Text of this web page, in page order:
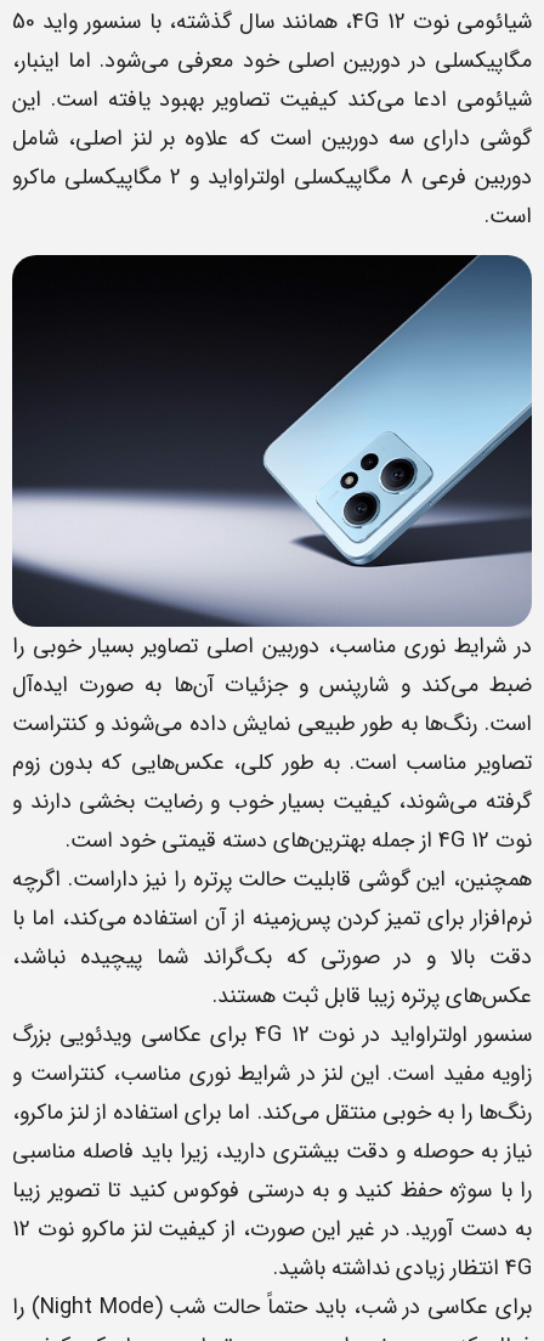
شیائومی نوت 4G 12، همانند سال گذشته، با سنسور واید 50
مگاپیکسلی در دوربین اصلی خود معرفی می‌شود. اما اینبار،
شیائومی ادعا می‌کند کیفیت تصاویر بهبود یافته است. این
گوشی دارای سه دوربین است که علاوه بر لنز اصلی، شامل
دوربین فرعی 8 مگاپیکسلی اولتراواید و 2 مگاپیکسلی ماکرو
است.
در شرایط نوری مناسب، دوربین اصلی تصاویر بسیار خوبی را
ضبط می‌کند و شارپنس و جزئیات آن‌ها به صورت ایده‌آل
است. رنگ‌ها به طور طبیعی نمایش داده می‌شوند و کنتراست
تصاویر مناسب است. به طور کلی، عکس‌هایی که بدون زوم
گرفته می‌شوند، کیفیت بسیار خوب و رضایت بخشی دارند و
نوت 12 4G از جمله بهترین‌های دسته قیمتی خود است.
همچنین، این گوشی قابلیت حالت پرتره را نیز داراست. اگرچه
نرم‌افزار برای تمیز کردن پس‌زمینه از آن استفاده می‌کند، اما با
دقت بالا و در صورتی که بک‌گراند شما پیچیده نباشد،
عکس‌های پرتره زیبا قابل ثبت هستند.
سنسور اولتراواید در نوت 12 4G برای عکاسی ویدئویی بزرگ
زاویه مفید است. این لنز در شرایط نوری مناسب، کنتراست و
رنگ‌ها را به خوبی منتقل می‌کند. اما برای استفاده از لنز ماکرو،
نیاز به حوصله و دقت بیشتری دارید، زیرا باید فاصله مناسبی
را با سوژه حفظ کنید و به درستی فوکوس کنید تا تصویر زیبا
به دست آورید. در غیر این صورت، از کیفیت لنز ماکرو نوت 12
4G انتظار زیادی نداشته باشید.
برای عکاسی در شب، باید حتماً حالت شب (Night Mode) را